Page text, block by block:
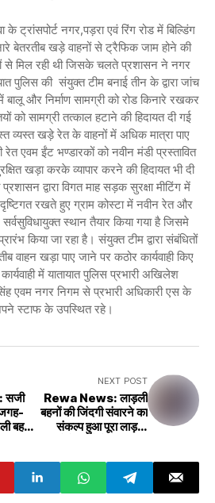
ट्रांसपोर्ट नगर,पड़रा एवं रिंग रोड में बिल्डिंग
बेतरतीब खड़े वाहनों से ट्रैफिक जाम होने की
से मिल रही थी जिसके चलते प्रशासन ने नगर
पुलिस की संयुक्त टीम बनाई तीन के द्वारा जांच
और निर्माण सामग्री को रोड किनारे रखकर
को सामग्री तत्काल हटाने की हिदायत दी गई
व्यस्त खड़े रेत के वाहनों में अधिक मात्रा पाए
एवम ईंट भण्डारकों को नवीन मंडी प्रस्तावित
खड़ा करके व्यापार करने की हिदायत भी दी
द्वारा विगत माह सड़क सुरक्षा मीटिंग में
रखते हुए ग्राम कोस्टा में नवीन रेत और
स्थान तैयार किया गया है जिसमे
किया जा रहा है। संयुक्त टीम द्वारा संबंधितों
वाहन खड़ा पाए जाने पर कठोर कार्यवाही किए
में यातायात पुलिस प्रभारी अखिलेश
एवम नगर निगम से प्रभारी अधिकारी एस के
स्टाफ के उपस्थित रहे।
सजी
बहना
NEXT POST
Rewa News: लाड़ली
बहनों की जिंदगी संवारने का
संकल्प हुआ पूरा लाड़ली